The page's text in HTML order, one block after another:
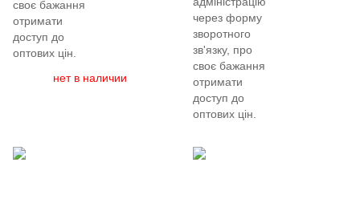
своє бажання
отримати
доступ до
оптових цін.
нет в наличии
через форму
зворотного
зв'язку, про
своє бажання
отримати
доступ до
оптових цін.